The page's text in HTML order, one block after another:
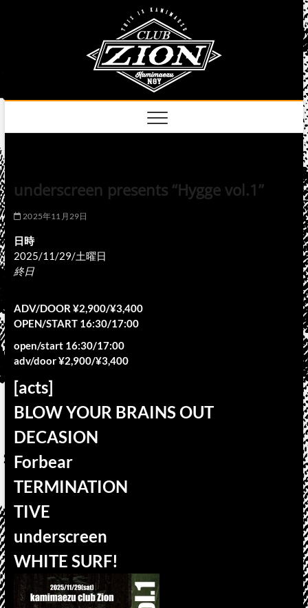
underscreen presents “Hygge vol.1”
2025年11月29日
日時
2025/11/29/土曜日
終日
ADV/DOOR ¥2,900/¥3,400
OPEN/START 16:30/17:00
open/start 16:30/17:00
adv/door ¥2,900/¥3,400
[acts]
BLOW YOUR BRAINS OUT
DECASION
Forbear
TERMINATION
TIVE
underscreen
WHITE SURF!